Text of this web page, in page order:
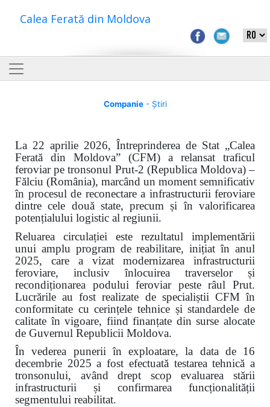
Calea Ferată din Moldova
Companie- Știri
La 22 aprilie 2026, Întreprinderea de Stat „Calea
Ferată din Moldova” (CFM) a relansat traficul
feroviar pe tronsonul Prut-2 (Republica Moldova) –
Fălciu (România), marcând un moment semnificativ
în procesul de reconectare a infrastructurii feroviare
dintre cele două state, precum și în valorificarea
potențialului logistic al regiunii.
Reluarea circulației este rezultatul implementării
unui amplu program de reabilitare, inițiat în anul
2025, care a vizat modernizarea infrastructurii
feroviare, inclusiv înlocuirea traverselor și
recondiționarea podului feroviar peste râul Prut.
Lucrările au fost realizate de specialiștii CFM în
conformitate cu cerințele tehnice și standardele de
calitate în vigoare, fiind finanțate din surse alocate
de Guvernul Republicii Moldova.
În vederea punerii în exploatare, la data de 16
decembrie 2025 a fost efectuată testarea tehnică a
tronsonului, având drept scop evaluarea stării
infrastructurii și confirmarea funcționalității
segmentului reabilitat.